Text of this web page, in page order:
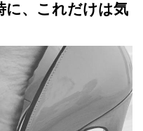
に、これだけは気